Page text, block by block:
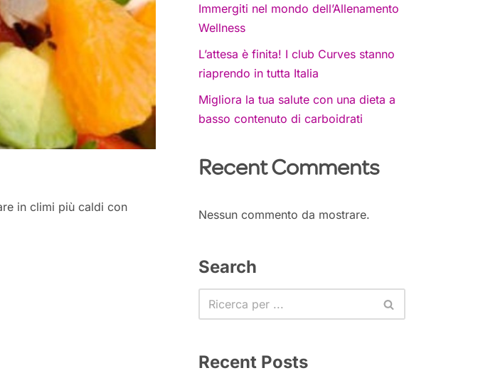
in climi più caldi con
Immergiti nel mondo dell’Allenamento
Wellness
L’attesa è finita! I club Curves stanno
riaprendo in tutta Italia
Migliora la tua salute con una dieta a
basso contenuto di carboidrati
Recent Comments
Nessun commento da mostrare.
Search
Recent Posts